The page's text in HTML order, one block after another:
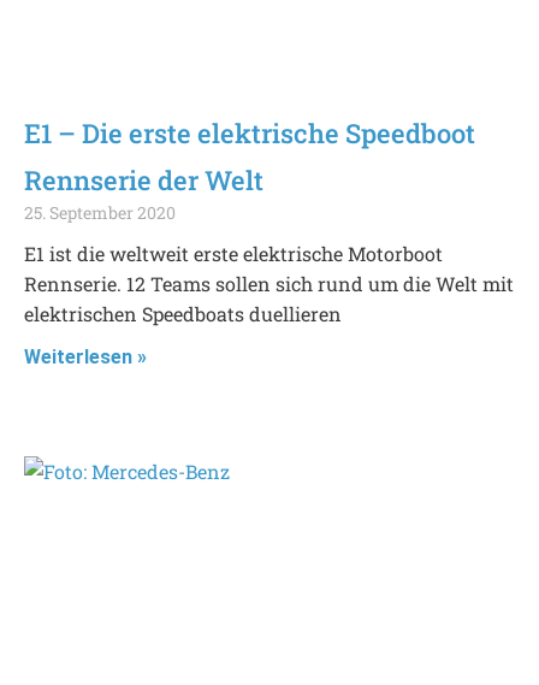
E1 – Die erste elektrische Speedboot
Rennserie der Welt
25. September 2020
E1 ist die weltweit erste elektrische Motorboot
Rennserie. 12 Teams sollen sich rund um die Welt mit
elektrischen Speedboats duellieren
Weiterlesen »